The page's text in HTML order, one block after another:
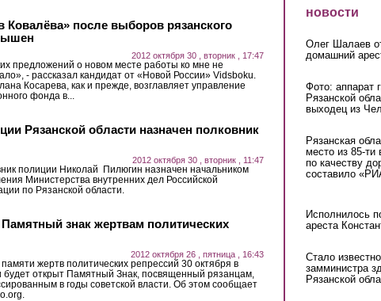
Ковалёва» после выборов рязанского
2012 октября 30 , вторник , 17:47
предложений о новом месте работы ко мне не
- рассказал кандидат от «Новой России» Vidsboku.
Косарева, как и прежде, возглавляет управление
фонда в...
Рязанской области назначен полковник
2012 октября 30 , вторник , 11:47
полиции Николай Пилюгин назначен начальником
Министерства внутренних дел Российской
по Рязанской области.
знак жертвам политических
2012 октября 26 , пятница , 16:43
жертв политических репрессий 30 октября в
будет открыт Памятный Знак, посвященный рязанцам,
в годы советской власти. Об этом сообщает
новости
Олег Шалаев
домашний
Фото: аппарат
Рязанской
выходец из
Рязанская
место из 85-ти
по качеству
составило
Исполнилось
ареста
Стало
замминистра
Рязанской